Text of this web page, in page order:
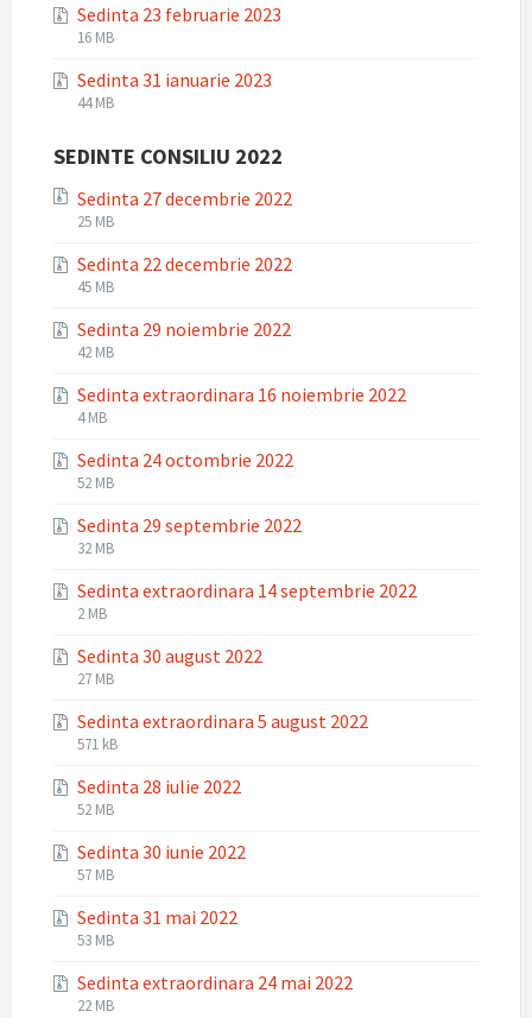
zip
Sedinta 23 februarie 2023
File
zip
File
16 MB
Sedinta 31 ianuarie 2023
File
zip
File
44 MB
SEDINTE CONSILIU 2022
Sedinta 27 decembrie 2022
File
zip
File
25 MB
Sedinta 22 decembrie 2022
File
zip
File
45 MB
Sedinta 29 noiembrie 2022
File
zip
File
42 MB
Sedinta extraordinara 16 noiembrie 2022
File
zip
File
4 MB
Sedinta 24 octombrie 2022
File
zip
File
52 MB
Sedinta 29 septembrie 2022
File
zip
File
32 MB
Sedinta extraordinara 14 septembrie 2022
File
zip
File
2 MB
Sedinta 30 august 2022
File
zip
File
27 MB
Sedinta extraordinara 5 august 2022
File
zip
File
571 kB
Sedinta 28 iulie 2022
File
zip
File
52 MB
Sedinta 30 iunie 2022
File
zip
File
57 MB
Sedinta 31 mai 2022
File
zip
File
53 MB
Sedinta extraordinara 24 mai 2022
File
File
22 MB